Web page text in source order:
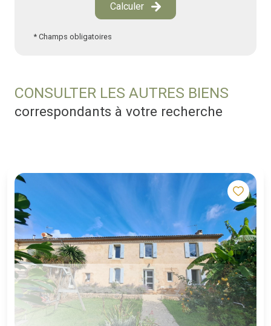
Calculer
* Champs obligatoires
CONSULTER LES AUTRES BIENS
correspondants à votre recherche